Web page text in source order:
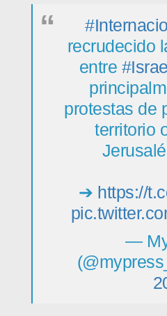
recrudecido
entre
protestas de
territorio
➔ https://
—